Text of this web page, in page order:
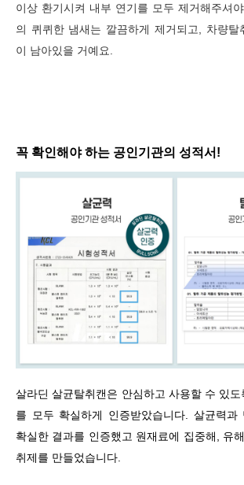
이상 환기시켜 내부 연기를 모두 제거해주셔
의 퀴퀴한 냄새는 깔끔하게 제거되고, 차량탈
이 남아있을 거예요.
꼭 확인해야 하는 공인기관의 성적서!
살라딘 살균탈취캔은 안심하고 사용할 수 있
를 모두 확실하게 인증받았습니다. 살균력과
확실한 결과를 인증했고 원재료에 집중해, 유
취제를 만들었습니다.